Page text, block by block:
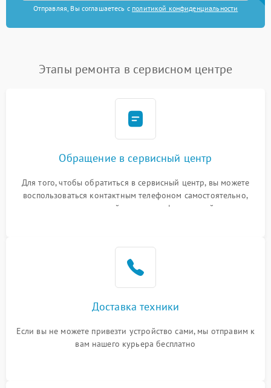
Отправляя, Вы соглашаетесь с политикой конфиденциальности
Этапы ремонта в сервисном центре
Обращение в сервисный центр
Для того, чтобы обратиться в сервисный центр, вы можете
воспользоваться контактным телефоном самостоятельно,
или оставить свой номер телефона на сайте
Доставка техники
Если вы не можете привезти устройство сами, мы отправим к
вам нашего курьера бесплатно